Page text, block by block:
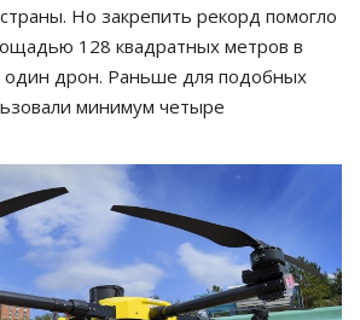
Но закрепить рекорд помогло
128 квадратных метров в
один дрон. Раньше для подобных
минимум четыре